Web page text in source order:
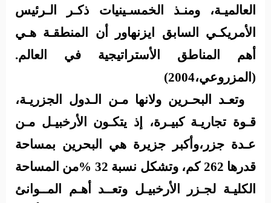
العالميـة، ومنـذ الخمسـينيات ذكـر الـرئيس
الأمريكـي السابق ايزنهاور أن المنطقـة هـي
أهم المناطق الأستراتيجية في العالم.
(المزروعي،2004)
وتعـد البحـرين ولانها مـن الـدول الجزريـة،
قـوة تجاريـة كبيـرة، إذ يتكـون الأرخبيـل مـن
عـدة جزر،وأكبر جزيرة هي البحرين بمساحة
قدرها 262 كم، وتشكل نسبة 32 %من المساحة
الكليـة لجـزر الأرخبيـل وتعــد أهـم المــوانئ